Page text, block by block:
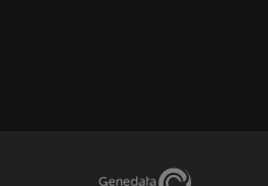
Genedata Link